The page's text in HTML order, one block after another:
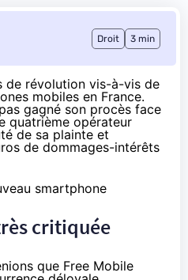
Droit 3 min
de révolution vis-à-vis de
mobiles en France.
gagné son procès face
quatrième opérateur
de sa plainte et
de dommages-intérêts
critiquée
que Free Mobile